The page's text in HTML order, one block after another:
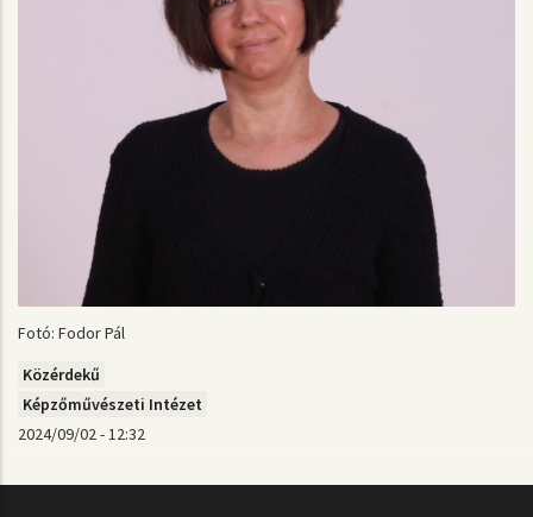
Fotó: Fodor Pál
Közérdekű
Képzőművészeti Intézet
2024/09/02 - 12:32